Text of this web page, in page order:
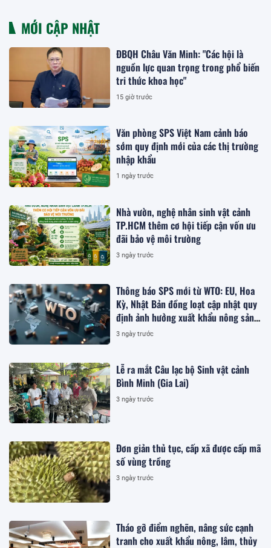
MỚI CẬP NHẬT
ĐBQH Châu Văn Minh: "Các hội là
nguồn lực quan trọng trong phổ biến
tri thức khoa học"
15 giờ trước
Văn phòng SPS Việt Nam cảnh báo
sớm quy định mới của các thị trường
nhập khẩu
1 ngày trước
Nhà vườn, nghệ nhân sinh vật cảnh
TP.HCM thêm cơ hội tiếp cận vốn ưu
đãi bảo vệ môi trường
3 ngày trước
Thông báo SPS mới từ WTO: EU, Hoa
Kỳ, Nhật Bản đồng loạt cập nhật quy
định ảnh hưởng xuất khẩu nông sản
Việt
3 ngày trước
Lễ ra mắt Câu lạc bộ Sinh vật cảnh
Bình Minh (Gia Lai)
3 ngày trước
Đơn giản thủ tục, cấp xã được cấp mã
số vùng trồng
3 ngày trước
Tháo gỡ điểm nghẽn, nâng sức cạnh
tranh cho xuất khẩu nông, lâm, thủy